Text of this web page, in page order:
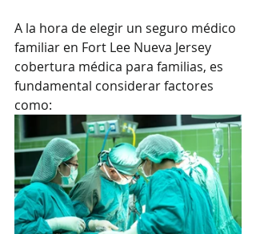
A la hora de elegir un seguro médico
familiar en Fort Lee Nueva Jersey
cobertura médica para familias, es
fundamental considerar factores
como: